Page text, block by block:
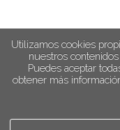
Utilizamos cookies
nuestros
Puedes aceptar
obtener más